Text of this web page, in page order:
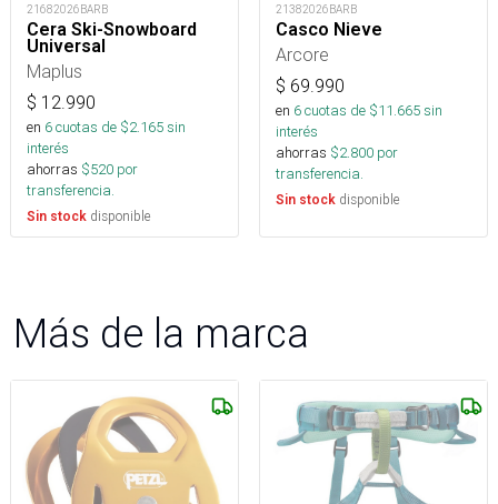
21682026BARB
Cera Ski-Snowboard
Universal
Maplus
$ 12.990
en 6cuotas de $2.165sin
interés
ahorras $520 por
transferencia.
Sin stock disponible
21382026BARB
Casco Nieve
Arcore
$ 69.990
en 6cuotas de $11.665sin
interés
ahorras $2.800 por
transferencia.
Sin stock disponible
Más de la marca